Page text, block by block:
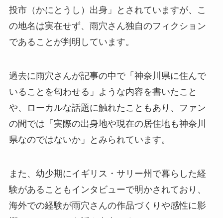
投市（かにとうし）出身」とされていますが、こ
の地名は実在せず、雨穴さん独自のフィクション
であることが判明しています。
過去に雨穴さんが記事の中で「神奈川県に住んで
いることを匂わせる」ような内容を書いたこと
や、ローカルな話題に触れたこともあり、ファン
の間では「実際の出身地や現在の居住地も神奈川
県なのではないか」とみられています。
また、幼少期にイギリス・サリー州で暮らした経
験があることもインタビューで明かされており、
海外での経験が雨穴さんの作品づくりや感性に影